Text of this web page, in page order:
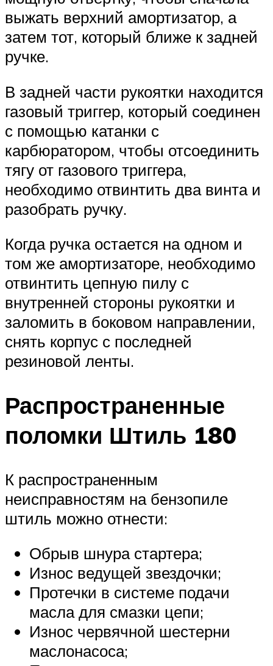
выжать верхний амортизатор, а
затем тот, который ближе к задней
ручке.
В задней части рукоятки находится
газовый триггер, который соединен
с помощью катанки с
карбюратором, чтобы отсоединить
тягу от газового триггера,
необходимо отвинтить два винта и
разобрать ручку.
Когда ручка остается на одном и
том же амортизаторе, необходимо
отвинтить цепную пилу с
внутренней стороны рукоятки и
заломить в боковом направлении,
снять корпус с последней
резиновой ленты.
Распространенные
поломки Штиль 180
К распространенным
неисправностям на бензопиле
штиль можно отнести:
Обрыв шнура стартера;
Износ ведущей звездочки;
Протечки в системе подачи
масла для смазки цепи;
Износ червячной шестерни
маслонасоса;